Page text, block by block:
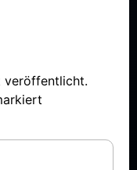
veröffentlicht.